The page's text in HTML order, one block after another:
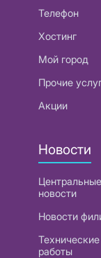
Телефон
Хостинг
Мой город
Прочие
Акции
Новости
Центральные
новости
Новости
Технические
работы